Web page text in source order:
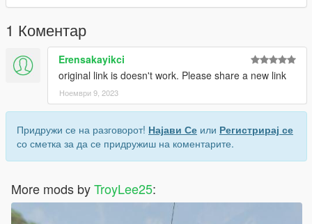
1 Коментар
Erensakayikci
original link is doesn't work. Please share a new link
Ноември 9, 2023
Придружи се на разговорот! Најави Се или Регистрирај се
со сметка за да се придружиш на коментарите.
More mods byTroyLee25: